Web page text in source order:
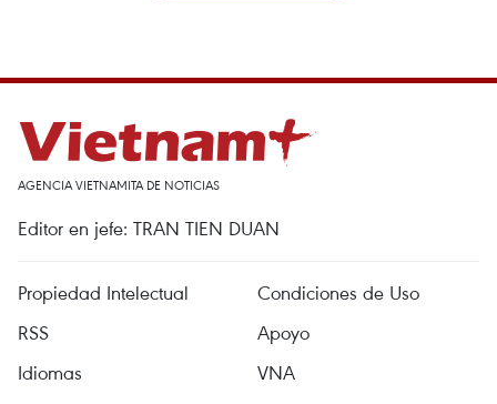
AGENCIA VIETNAMITA DE NOTICIAS
Editor en jefe: TRAN TIEN DUAN
Propiedad Intelectual
Condiciones de Uso
RSS
Apoyo
Idiomas
VNA